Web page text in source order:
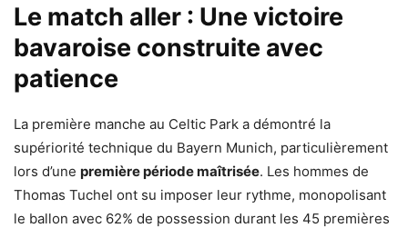
Le match aller : Une victoire
bavaroise construite avec
patience
La première manche au Celtic Park a démontré la
supériorité technique du Bayern Munich, particulièrement
lors d’une première période maîtrisée. Les hommes de
Thomas Tuchel ont su imposer leur rythme, monopolisant
le ballon avec 62% de possession durant les 45 premières